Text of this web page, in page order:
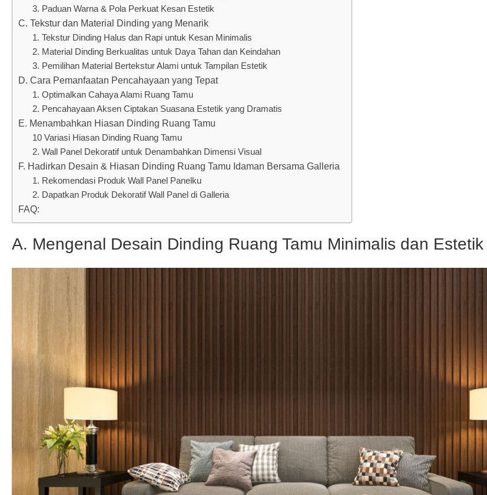
3. Paduan Warna & Pola Perkuat Kesan Estetik
C. Tekstur dan Material Dinding yang Menarik
1. Tekstur Dinding Halus dan Rapi untuk Kesan Minimalis
2. Material Dinding Berkualitas untuk Daya Tahan dan Keindahan
3. Pemilihan Material Bertekstur Alami untuk Tampilan Estetik
D. Cara Pemanfaatan Pencahayaan yang Tepat
1. Optimalkan Cahaya Alami Ruang Tamu
2. Pencahayaan Aksen Ciptakan Suasana Estetik yang Dramatis
E. Menambahkan Hiasan Dinding Ruang Tamu
10 Variasi Hiasan Dinding Ruang Tamu
2. Wall Panel Dekoratif untuk Denambahkan Dimensi Visual
F. Hadirkan Desain & Hiasan Dinding Ruang Tamu Idaman Bersama Galleria
1. Rekomendasi Produk Wall Panel Panelku
2. Dapatkan Produk Dekoratif Wall Panel di Galleria
FAQ:
A. Mengenal Desain Dinding Ruang Tamu Minimalis dan Estetik